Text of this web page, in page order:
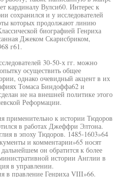
кардиналу Вулси60. Интерес к
сохранился и у исследователей
которых продолжают линию
биографией Генриха
Джеком Скарисбриком,
г61.
30-50-х гг. можно
осуществить общее
однако очевидный акцент в их
Томаса Биндоффа62 и
не на внешней политике этого
Реформации.
применительно к истории Тюдоров
в работах Джеффри Элтона.
в эпоху Тюдоров. 1485-1603»64
и комментарии»65 носят
он обратится к более
истории Англии в
в управлении.
в правление Генриха VIII»66.